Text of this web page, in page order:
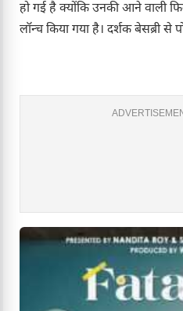
हो गई है क्योंकि उनकी आने वाली
लॉन्च किया गया है। दर्शक बेसब्री